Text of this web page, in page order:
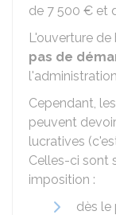
de 7 500 € et
L'ouverture
pas de
Cependant,
peuvent
lucratives
Celles-ci sont
imposition :
dès le